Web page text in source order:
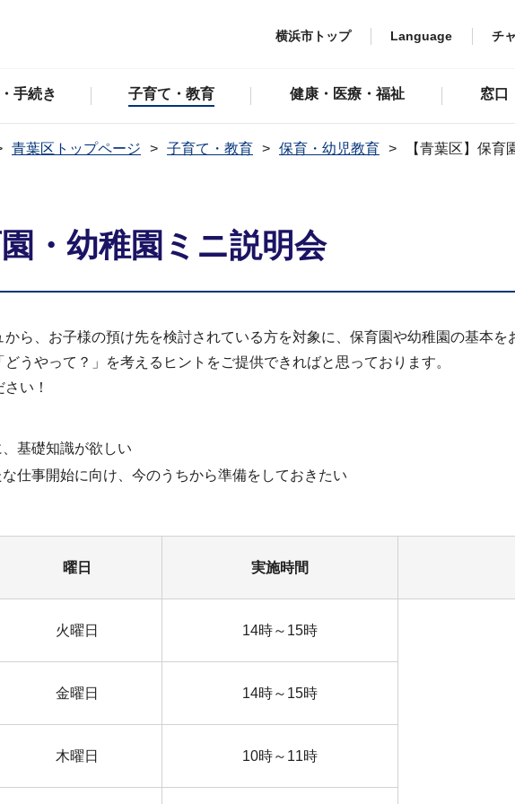
横浜市トップ Language チ
手続き 子育て・教育 健康・医療・福祉 窓口
青葉区トップページ 子育て・教育 保育・幼児教育 【青葉区】保
園・幼稚園ミニ説明会
ら、お子様の預け先を検討されている方を対象に、保育園や幼稚園の基本を
どうやって？」を考えるヒントをご提供できればと思っております。
い！
基礎知識が欲しい
仕事開始に向け、今のうちから準備をしておきたい
曜日 実施時間
火曜日 14時～15時
金曜日 14時～15時
木曜日 10時～11時